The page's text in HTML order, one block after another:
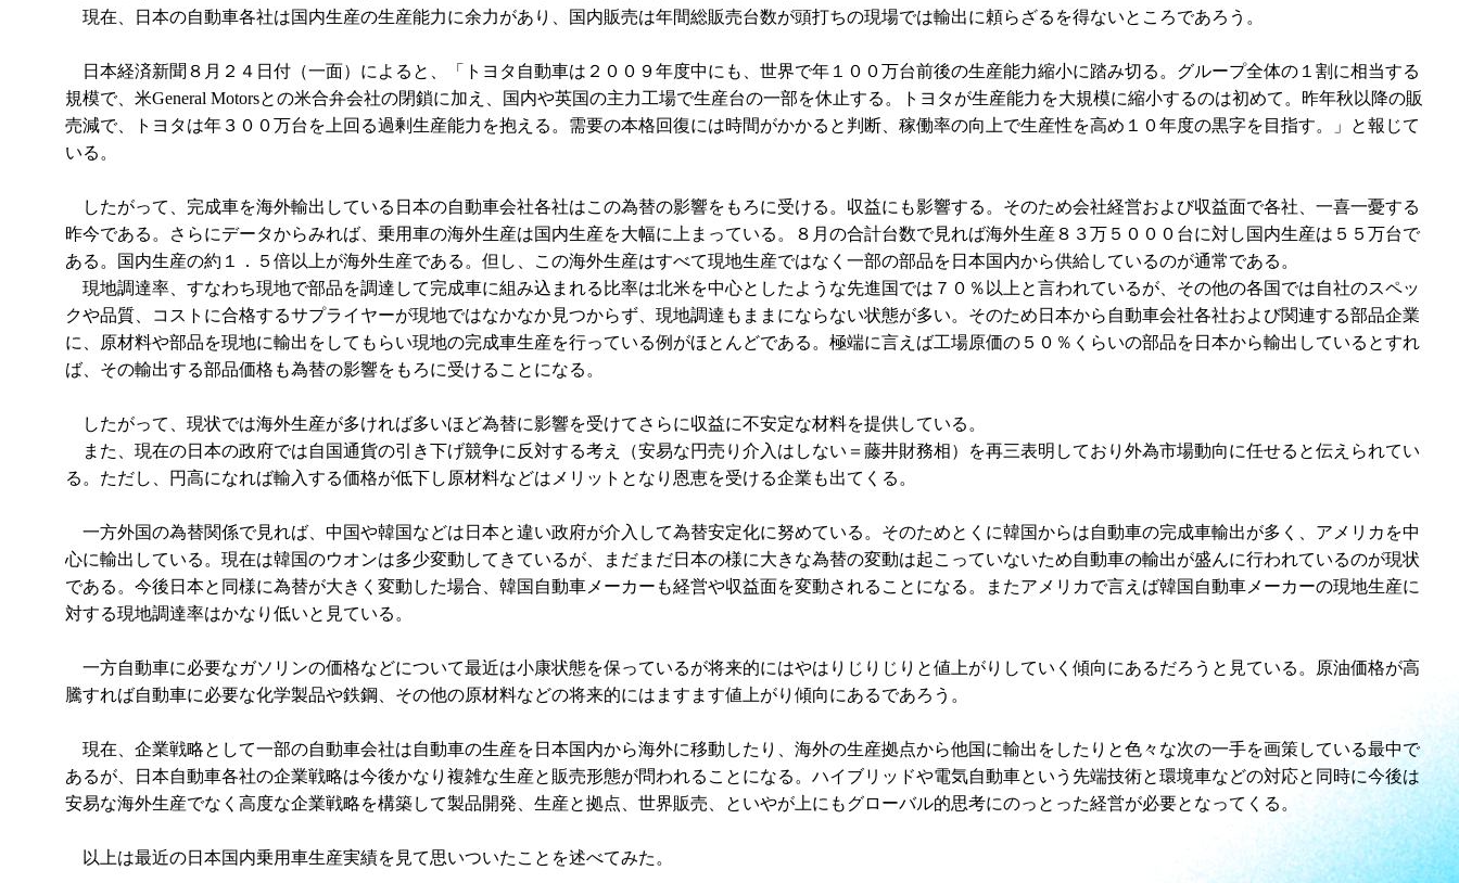
現在、日本の自動車各社は国内生産の生産能力に余力があり、国内販売は年間総販売台数が頭打ちの現場では輸出に頼らざるを得ないところであろう。
日本経済新聞８月２４日付（一面）によると、「トヨタ自動車は２００９年度中にも、世界で年１００万台前後の生産能力縮小に踏み切る。グループ全体の１割に相当する
規模で、米General Motorsとの米合弁会社の閉鎖に加え、国内や英国の主力工場で生産台の一部を休止する。トヨタが生産能力を大規模に縮小するのは初めて。昨年秋以降の販
売減で、トヨタは年３００万台を上回る過剰生産能力を抱える。需要の本格回復には時間がかかると判断、稼働率の向上で生産性を高め１０年度の黒字を目指す。」と報じて
いる。
したがって、完成車を海外輸出している日本の自動車会社各社はこの為替の影響をもろに受ける。収益にも影響する。そのため会社経営および収益面で各社、一喜一憂する
昨今である。さらにデータからみれば、乗用車の海外生産は国内生産を大幅に上まっている。８月の合計台数で見れば海外生産８３万５０００台に対し国内生産は５５万台で
ある。国内生産の約１．５倍以上が海外生産である。但し、この海外生産はすべて現地生産ではなく一部の部品を日本国内から供給しているのが通常である。
現地調達率、すなわち現地で部品を調達して完成車に組み込まれる比率は北米を中心としたような先進国では７０％以上と言われているが、その他の各国では自社のスペッ
クや品質、コストに合格するサプライヤーが現地ではなかなか見つからず、現地調達もままにならない状態が多い。そのため日本から自動車会社各社および関連する部品企業
に、原材料や部品を現地に輸出をしてもらい現地の完成車生産を行っている例がほとんどである。極端に言えば工場原価の５０％くらいの部品を日本から輸出しているとすれ
ば、その輸出する部品価格も為替の影響をもろに受けることになる。
したがって、現状では海外生産が多ければ多いほど為替に影響を受けてさらに収益に不安定な材料を提供している。
また、現在の日本の政府では自国通貨の引き下げ競争に反対する考え（安易な円売り介入はしない＝藤井財務相）を再三表明しており外為市場動向に任せると伝えられてい
る。ただし、円高になれば輸入する価格が低下し原材料などはメリットとなり恩恵を受ける企業も出てくる。
一方外国の為替関係で見れば、中国や韓国などは日本と違い政府が介入して為替安定化に努めている。そのためとくに韓国からは自動車の完成車輸出が多く、アメリカを中
心に輸出している。現在は韓国のウオンは多少変動してきているが、まだまだ日本の様に大きな為替の変動は起こっていないため自動車の輸出が盛んに行われているのが現状
である。今後日本と同様に為替が大きく変動した場合、韓国自動車メーカーも経営や収益面を変動されることになる。またアメリカで言えば韓国自動車メーカーの現地生産に
対する現地調達率はかなり低いと見ている。
一方自動車に必要なガソリンの価格などについて最近は小康状態を保っているが将来的にはやはりじりじりと値上がりしていく傾向にあるだろうと見ている。原油価格が高
騰すれば自動車に必要な化学製品や鉄鋼、その他の原材料などの将来的にはますます値上がり傾向にあるであろう。
現在、企業戦略として一部の自動車会社は自動車の生産を日本国内から海外に移動したり、海外の生産拠点から他国に輸出をしたりと色々な次の一手を画策している最中で
あるが、日本自動車各社の企業戦略は今後かなり複雑な生産と販売形態が問われることになる。ハイブリッドや電気自動車という先端技術と環境車などの対応と同時に今後は
安易な海外生産でなく高度な企業戦略を構築して製品開発、生産と拠点、世界販売、といやが上にもグローバル的思考にのっとった経営が必要となってくる。
以上は最近の日本国内乗用車生産実績を見て思いついたことを述べてみた。